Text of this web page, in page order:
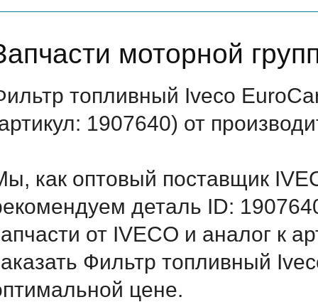
моторной
топливный Iveco
1907640) от
как оптовый поставщик
деталь ID:
от IVECO и аналог к
Фильтр топливный
цене.